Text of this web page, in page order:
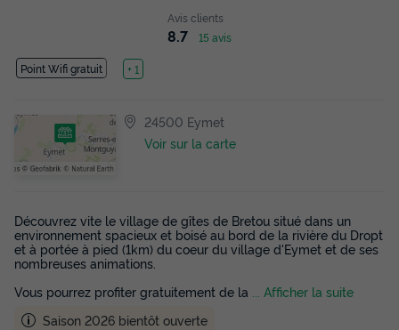
Avis clients
8.7 15 avis
Point Wifi gratuit Lac
+ 1
24500 Eymet
Voir sur la carte
Découvrez vite le village de gîtes de Bretou situé dans un
environnement spacieux et boisé au bord de la rivière du Dropt
et à portée à pied (1km) du coeur du village d'Eymet et de ses
nombreuses animations.
Vous pourrez profiter gratuitement de la
... Afficher la suite
Saison 2026 bientôt ouverte